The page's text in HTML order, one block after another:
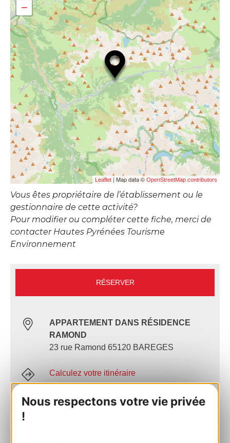
Nous respectons votre vie privée
!
−
Leaflet| Map data ©OpenStreetMap contributors
Vous êtes propriétaire de l’établissement ou le
gestionnaire de cette activité?
Pour modifier ou compléter cette fiche, merci de
contacter Hautes Pyrénées Tourisme
Environnement
RÉSERVER
APPARTEMENT DANS RÉSIDENCE
RAMOND
23 rue Ramond 65120 BAREGES
Calculez votre itinéraire
+33 (0)6 09 75 53 82